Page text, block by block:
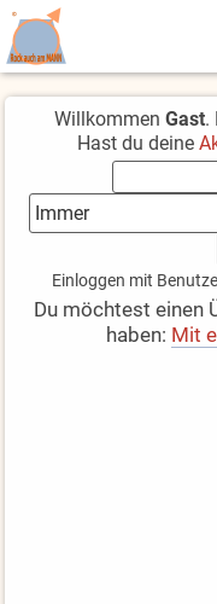
Willkommen Gast.
Hast du deine
Einloggen mit
Du möchtest einen
haben: Mit